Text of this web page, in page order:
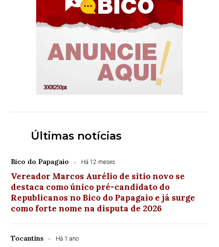
Últimas notícias
Bico do Papagaio Há 12 meses
Vereador Marcos Aurélio de sitio novo se
destaca como único pré-candidato do
Republicanos no Bico do Papagaio e já surge
como forte nome na disputa de 2026
Tocantins Há 1 ano